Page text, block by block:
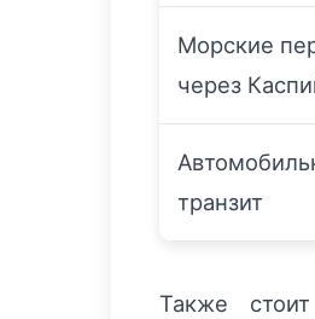
Морские
через
транзит
Также